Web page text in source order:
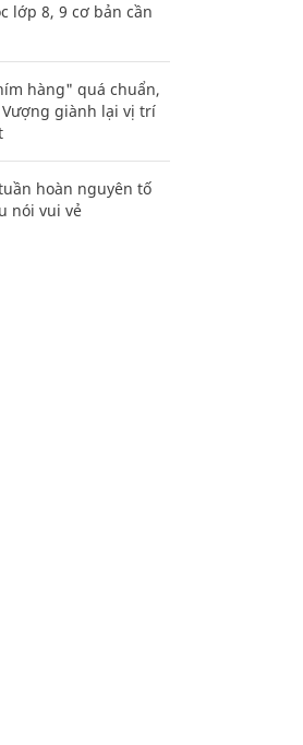
lớp 8, 9 cơ bản cần
hàng" quá chuẩn,
giành lại vị trí
hoàn nguyên tố
nói vui vẻ